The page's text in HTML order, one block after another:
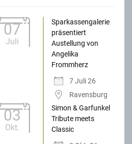
07
Juli
Sparkassengalerie
präsentiert
Austellung von
Angelika
Frommherz
7 Juli 26
Ravensburg
03
Okt.
Simon & Garfunkel
Tribute meets
Classic